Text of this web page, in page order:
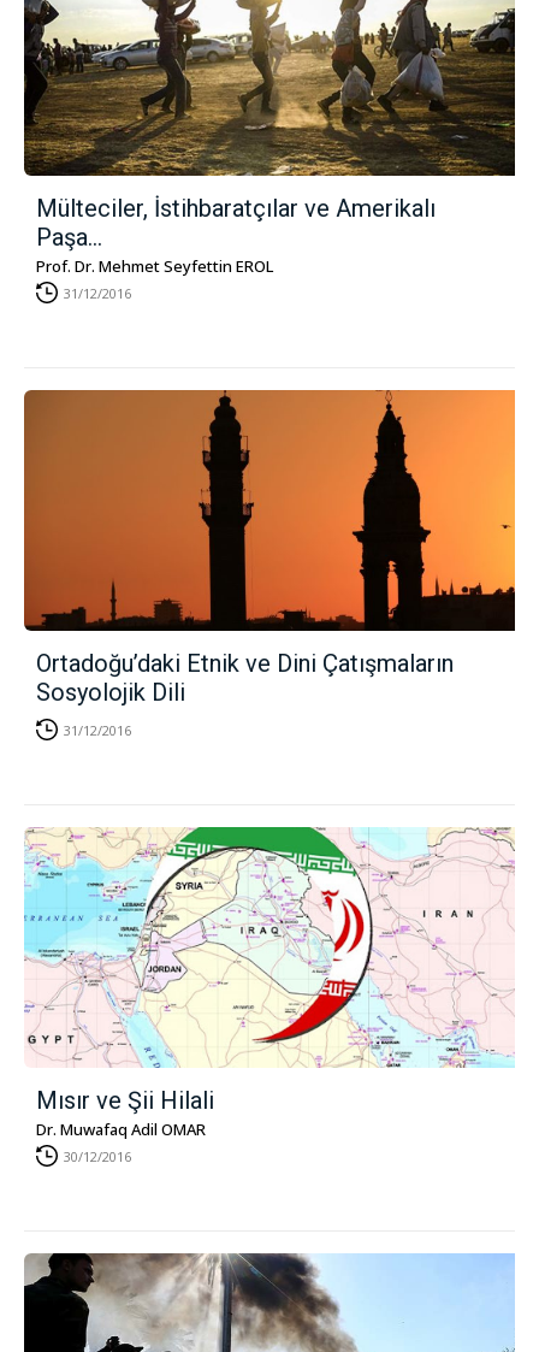
Mülteciler, İstihbaratçılar ve Amerikalı
Paşa…
Prof. Dr. Mehmet Seyfettin EROL
31/12/2016
Ortadoğu’daki Etnik ve Dini Çatışmaların
Sosyolojik Dili
31/12/2016
Mısır ve Şii Hilali
Dr. Muwafaq Adil OMAR
30/12/2016